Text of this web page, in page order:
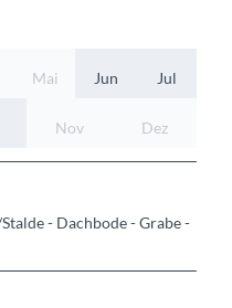
Mai Jun Jul
Nov Dez
- Dachbode - Grabe -